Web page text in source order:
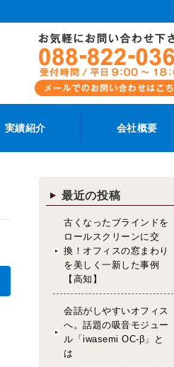
実績紹介 会社概要
最近の投稿
古くなったブラインドを
ロールスクリーンに交
換！オフィスの窓まわり
を美しく一新した事例
【高知】
会話がしやすいオフィス
へ。話題の吸音モジュー
ル「iwasemi OC-β」と
は